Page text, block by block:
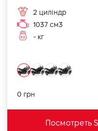
2 циліндр
1037 см3
- кг
0 грн
Посмотреть